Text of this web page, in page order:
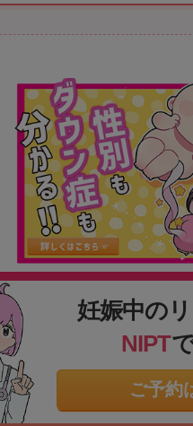
妊娠中の
NIPT
ご予約